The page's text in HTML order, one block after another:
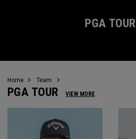
PGA TOUR
Home Team
PGA TOUR VIEW MORE